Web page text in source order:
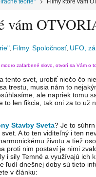
teórie" Filmy ktoré vám
vám
Filmy ,Spoločnosť UFO,
zafarbené slovo, otvorí sa Vám o
tento svet, urobiť niečo čo
trestu, musia nám to
ale napriek tomu
to len fikcia, tak oni za to už
Stavby Sveta? Je to
A to ten viditeľný i ten
životu a tiež
proti nim postaví je nimi
i sily Temné a využívajú ich
ľudí dnešnej doby sú tieto
v článku: